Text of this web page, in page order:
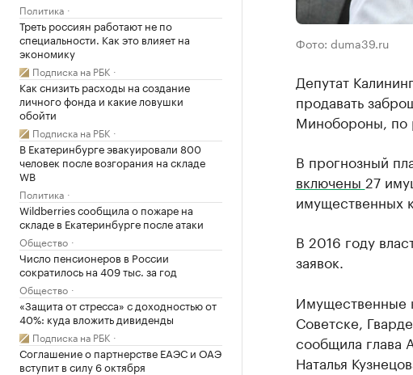
Политика
Треть россиян работают не по
специальности. Как это влияет на
экономику
Подписка на РБК
Как снизить расходы на создание
личного фонда и какие ловушки
обойти
Подписка на РБК
В Екатеринбурге эвакуировали 800
человек после возгорания на складе
WB
Политика
Wildberries сообщила о пожаре на
складе в Екатеринбурге после атаки
Общество
Число пенсионеров в России
сократилось на 409 тыс. за год
Общество
«Защита от стресса» с доходностью от
40%: куда вложить дивиденды
Подписка на РБК
Соглашение о партнерстве ЕАЭС и ОАЭ
вступит в силу 6 октября
Фото: duma39.ru
Депутат
продавать
Минобороны, по
В прогнозный
включены 27
имущественных
В 2016 году
заявок.
Имущественные
Советске,
сообщила глава
Наталья